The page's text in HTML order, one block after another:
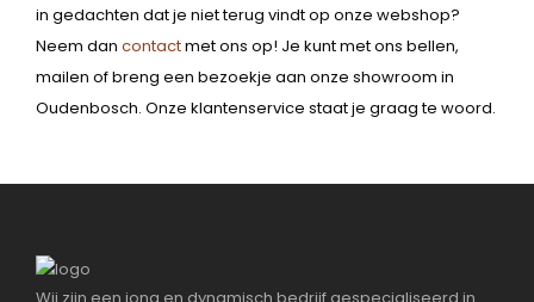
in gedachten dat je niet terug vindt op onze webshop?
Neem dan contactmet ons op! Je kunt met ons bellen,
mailen of breng een bezoekje aan onze showroom in
Oudenbosch. Onze klantenservice staat je graag te woord.
Wij zijn een jong en dynamisch bedrijf gespecialiseerd in